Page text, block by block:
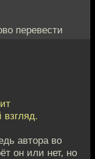
перевести
автора во
он или нет, но